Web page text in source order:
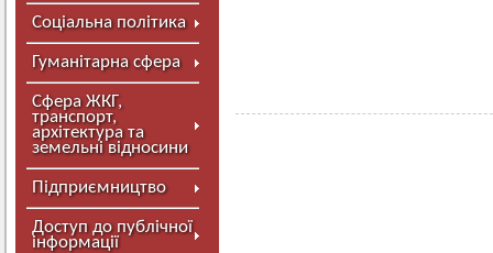
Соціальна політика
Гуманітарна сфера
Сфера ЖКГ,
транспорт,
архітектура та
земельні відносини
Підприємництво
Доступ до публічної
інформації